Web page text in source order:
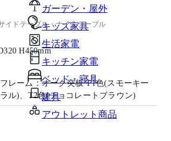
ガーデン・屋外
キッズ家具
生活家電
キッチン家電
ベッド・寝具
建具
アウトレット商品
イドテーブル・ナイトテーブル
H450mm
レーム：オーク突板 T1色(スモーキー
ル)、T2色(チョコレートブラウン)